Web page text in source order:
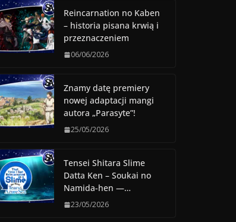
Reincarnation no Kaben
– historia pisana krwią i
przeznaczeniem
06/06/2026
Znamy datę premiery
nowej adaptacji mangi
autora „Parasyte”!
25/05/2026
Tensei Shitara Slime
Datta Ken – Soukai no
Namida-hen —…
23/05/2026